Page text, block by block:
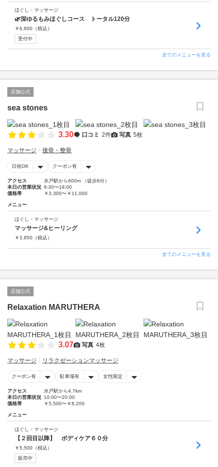
ほぐし・マッサージ
🌿深ゆるもみほぐしコース トータル120分
￥6,600 （税込）
受付中
全てのメニューを見る
店舗公式
sea stones
3.30 口コミ 2件 写真 5枚
マッサージ 接骨・整骨
日祝OK クーポン有
アクセス
水戸駅から600m （徒歩8分）
本日の営業状況 9:30〜18:00
価格帯
￥3,300〜￥11,000
メニュー
ほぐし・マッサージ
マッサージ&ヒーリング
￥3,850 （税込）
全てのメニューを見る
店舗公式
Relaxation MARUTHERA
3.07 写真 4枚
マッサージ リラクゼーションマッサージ
クーポン有 駐車場有 女性限定
アクセス
水戸駅から4.7km
本日の営業状況 10:00〜20:00
価格帯
￥5,500〜￥8,200
メニュー
ほぐし・マッサージ
【２回目以降】 ボディケア６０分
￥5,500 （税込）
販売中